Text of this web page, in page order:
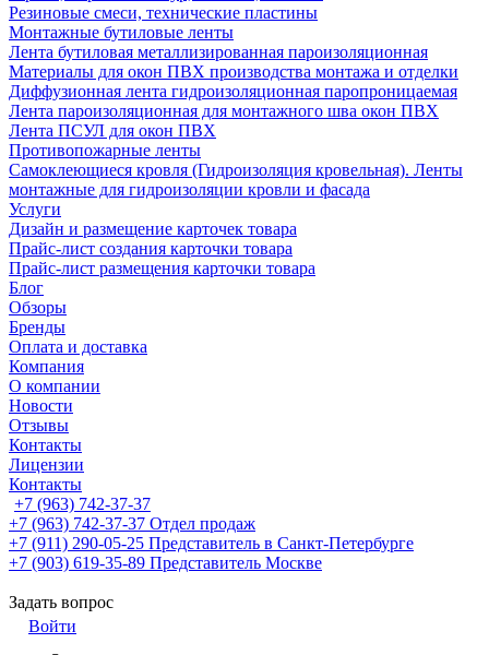
Резиновые смеси, технические пластины
Монтажные бутиловые ленты
Лента бутиловая металлизированная пароизоляционная
Материалы для окон ПВХ производства монтажа и отделки
Диффузионная лента гидроизоляционная паропроницаемая
Лента пароизоляционная для монтажного шва окон ПВХ
Лента ПСУЛ для окон ПВХ
Противопожарные ленты
Самоклеющиеся кровля (Гидроизоляция кровельная). Ленты
монтажные для гидроизоляции кровли и фасада
Услуги
Дизайн и размещение карточек товара
Прайс-лист создания карточки товара
Прайс-лист размещения карточки товара
Блог
Обзоры
Бренды
Оплата и доставка
Компания
О компании
Новости
Отзывы
Контакты
Лицензии
Контакты
+7 (963) 742-37-37
+7 (963) 742-37-37 Отдел продаж
+7 (911) 290-05-25 Представитель в Санкт-Петербурге
+7 (903) 619-35-89 Представитель Москве
Задать вопрос
Войти